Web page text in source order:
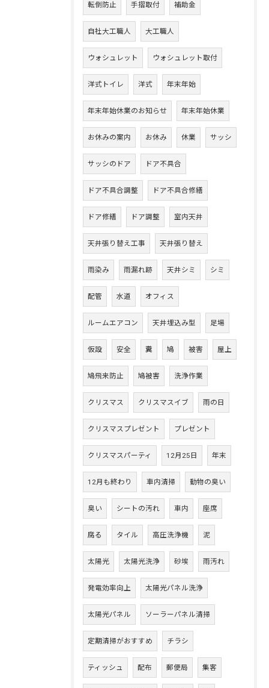
転倒防止 手摺取付 補助金
自社大工職人 大工職人
ウォシュレット ウォシュレット取付
洋式トイレ 洋式 年末年始
年末年始休業のお知らせ 年末年始休業
お休みの案内 お休み 休業 サッシ
サッシのドア ドア不具合
ドア不具合調整 ドア不具合修繕
ドア修繕 ドア調整 室内天井
天井張り替え工事 天井張り替え
雨染み 雨漏れ跡 天井シミ シミ
配管 水道 オフィス
ルームエアコン 天井埋込み型 足場
仮設 安全 糞 鳩 被害 屋上
鳩飛来防止 鳩被害 洗浄作業
クリスマス クリスマスイブ 雨の日
クリスマスプレゼント プレゼント
クリスマスパーティ 12月25日 年末
12月も終わり 車内清掃 動物の臭い
臭い シートの汚れ 車内 座席
腐る タイル 高圧洗浄機 泥
太陽光 太陽光洗浄 砂埃 雨汚れ
発電効率向上 太陽光パネル洗浄
太陽光パネル ソーラーパネル清掃
定期清掃がおすすめ チラシ
ティッシュ 配布 郵便局 集客